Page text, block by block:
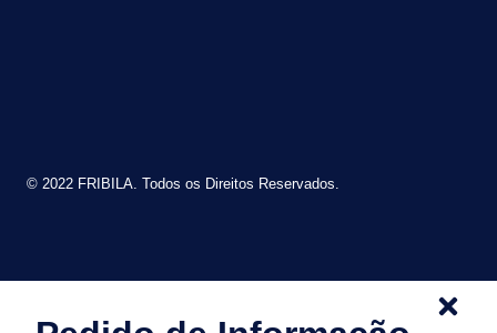
© 2022 FRIBILA. Todos os Direitos Reservados.